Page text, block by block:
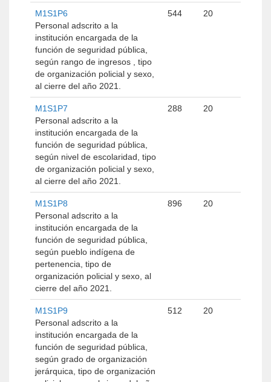
M1S1P6
Personal adscrito a la
institución encargada de la
función de seguridad pública,
según rango de ingresos , tipo
de organización policial y sexo,
al cierre del año 2021.
544 20
M1S1P7
Personal adscrito a la
institución encargada de la
función de seguridad pública,
según nivel de escolaridad, tipo
de organización policial y sexo,
al cierre del año 2021.
288 20
M1S1P8
Personal adscrito a la
institución encargada de la
función de seguridad pública,
según pueblo indígena de
pertenencia, tipo de
organización policial y sexo, al
cierre del año 2021.
896 20
M1S1P9
Personal adscrito a la
institución encargada de la
función de seguridad pública,
según grado de organización
jerárquica, tipo de organización
512 20